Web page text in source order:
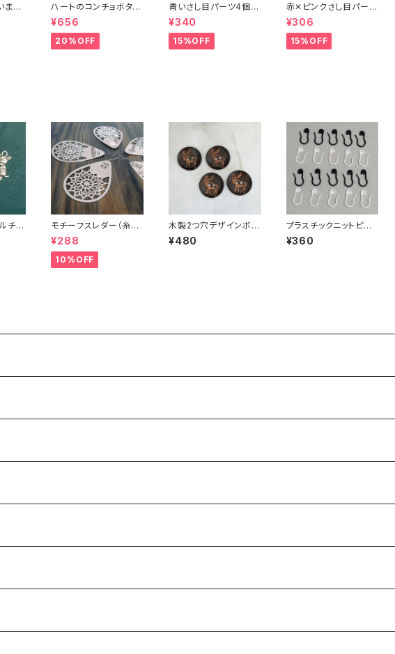
ま数
ハートのコンチョボタン
20mm（4個入り）
¥656
20%OFF
青いさし目パーツ4個セ
ット（9mm）（プラスチッ
クドールアイ）
¥340
15%OFF
赤✕ピンクさし目パーツ
（12mm）（4個セット）
¥306
15%OFF
チャ
モチーフスレダー（糸通
し）ソーイング小物
¥288
10%OFF
木製2つ穴デザインボタ
ン35mmトナカイ(4個
セット)
¥480
プラスチックニットピン2
0個セット ひょうたんピ
ン・ダルマピン・ステッチ
¥360